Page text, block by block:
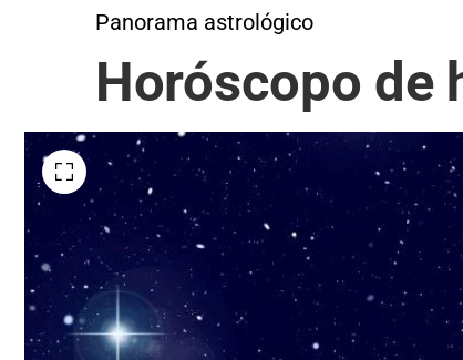
Panorama astrológico
Horóscopo de